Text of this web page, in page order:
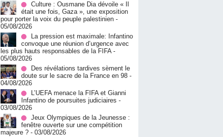
Culture : Ousmane Dia dévoile « Il
était une fois, Gaza », une exposition
pour porter la voix du peuple palestinien -
05/08/2026
La pression est maximale: Infantino
convoque une réunion d’urgence avec
les plus hauts responsables de la FIFA -
05/08/2026
Des révélations tardives sèment le
doute sur le sacre de la France en 98 -
04/08/2026
L’UEFA menace la FIFA et Gianni
Infantino de poursuites judiciaires -
03/08/2026
Jeux Olympiques de la Jeunesse :
fenêtre ouverte sur une compétition
majeure ? - 03/08/2026